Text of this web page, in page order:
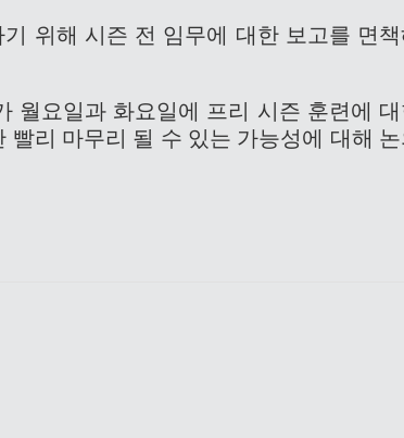
위해 시즌 전 임무에 대한 보고를 면책
월요일과 화요일에 프리 시즌 훈련에
리 마무리 될 수 있는 가능성에 대해 논